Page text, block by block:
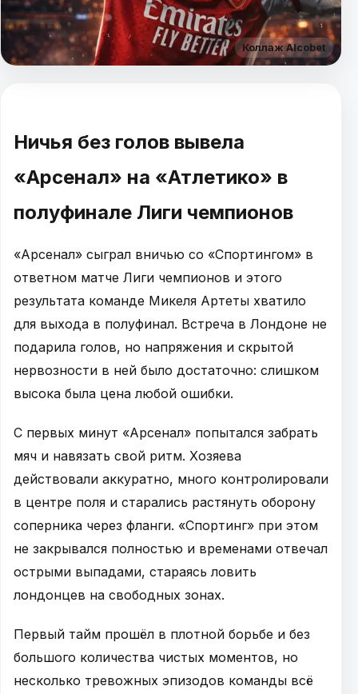
Коллаж Alcobet
Ничья без голов вывела
«Арсенал» на «Атлетико» в
полуфинале Лиги чемпионов
«Арсенал» сыграл вничью со «Спортингом» в
ответном матче Лиги чемпионов и этого
результата команде Микеля Артеты хватило
для выхода в полуфинал. Встреча в Лондоне не
подарила голов, но напряжения и скрытой
нервозности в ней было достаточно: слишком
высока была цена любой ошибки.
С первых минут «Арсенал» попытался забрать
мяч и навязать свой ритм. Хозяева
действовали аккуратно, много контролировали
в центре поля и старались растянуть оборону
соперника через фланги. «Спортинг» при этом
не закрывался полностью и временами отвечал
острыми выпадами, стараясь ловить
лондонцев на свободных зонах.
Первый тайм прошёл в плотной борьбе и без
большого количества чистых моментов, но
несколько тревожных эпизодов команды всё